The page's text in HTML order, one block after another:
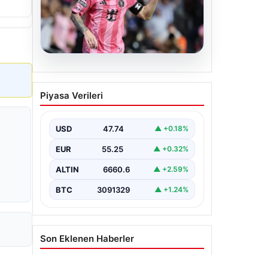
Dünya Kupası sonrası da
durmuyor! Messi
Piyasa Verileri
USD 47.74 ▲ +0.18%
EUR 55.25 ▲ +0.32%
ALTIN 6660.6 ▲ +2.59%
BTC 3091329 ▲ +1.24%
Son Eklenen Haberler